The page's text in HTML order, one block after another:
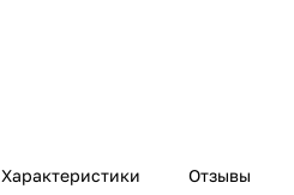
Характеристики Отзывы